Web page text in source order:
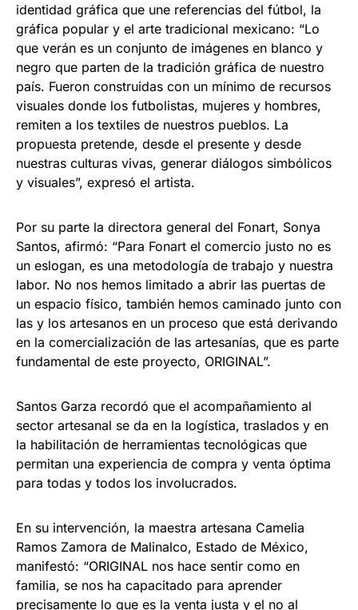
identidad gráfica que une referencias del fútbol, la
gráfica popular y el arte tradicional mexicano: “Lo
que verán es un conjunto de imágenes en blanco y
negro que parten de la tradición gráfica de nuestro
país. Fueron construidas con un mínimo de recursos
visuales donde los futbolistas, mujeres y hombres,
remiten a los textiles de nuestros pueblos. La
propuesta pretende, desde el presente y desde
nuestras culturas vivas, generar diálogos simbólicos
y visuales”, expresó el artista.
Por su parte la directora general del Fonart, Sonya
Santos, afirmó: “Para Fonart el comercio justo no es
un eslogan, es una metodología de trabajo y nuestra
labor. No nos hemos limitado a abrir las puertas de
un espacio físico, también hemos caminado junto con
las y los artesanos en un proceso que está derivando
en la comercialización de las artesanías, que es parte
fundamental de este proyecto, ORIGINAL”.
Santos Garza recordó que el acompañamiento al
sector artesanal se da en la logística, traslados y en
la habilitación de herramientas tecnológicas que
permitan una experiencia de compra y venta óptima
para todas y todos los involucrados.
En su intervención, la maestra artesana Camelia
Ramos Zamora de Malinalco, Estado de México,
manifestó: “ORIGINAL nos hace sentir como en
familia, se nos ha capacitado para aprender
precisamente lo que es la venta justa y el no al